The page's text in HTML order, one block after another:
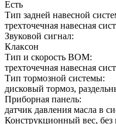
Есть
Тип задней навесной
трехточечная навесная
Звуковой сигнал:
Клаксон
Тип и скорость ВОМ:
трехточечная навесная
Тип тормозной системы:
дисковый тормоз,
Приборная панель:
датчик давления масла в
Конструкционный вес, без